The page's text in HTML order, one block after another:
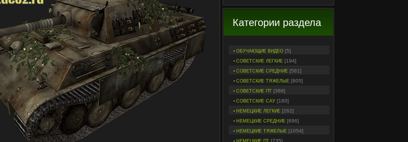
Категории раздела
ОБУЧАЮЩИЕ ВИДЕО [5]
СОВЕТСКИЕ ЛЕГКИЕ [194]
СОВЕТСКИЕ СРЕДНИЕ [581]
СОВЕТСКИЕ ТЯЖЕЛЫЕ [805]
СОВЕТСКИЕ ПТ [388]
СОВЕТСКИЕ САУ [180]
НЕМЕЦКИЕ ЛЕГКИЕ [262]
НЕМЕЦКИЕ СРЕДНИЕ [696]
НЕМЕЦКИЕ ТЯЖЕЛЫЕ [1054]
НЕМЕЦКИЕ ПТ [735]